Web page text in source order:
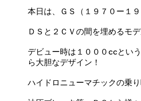
本日は、ＧＳ（１９７０ー１９
ＤＳと２ＣＶの間を埋めるモデ
デビュー時は１０００ccとい
ら大胆なデザイン！
ハイドロニューマチックの乗り